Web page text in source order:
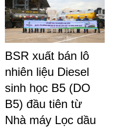
BSR xuất bán lô
nhiên liệu Diesel
sinh học B5 (DO
B5) đầu tiên từ
Nhà máy Lọc dầu